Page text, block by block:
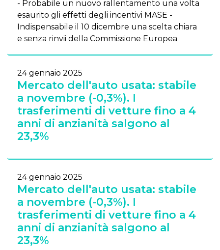
- Probabile un nuovo rallentamento una volta
esaurito gli effetti degli incentivi MASE -
Indispensabile il 10 dicembre una scelta chiara
e senza rinvii della Commissione Europea
24 gennaio 2025
Mercato dell'auto usata: stabile
a novembre (-0,3%). I
trasferimenti di vetture fino a 4
anni di anzianità salgono al
23,3%
24 gennaio 2025
Mercato dell'auto usata: stabile
a novembre (-0,3%). I
trasferimenti di vetture fino a 4
anni di anzianità salgono al
23,3%